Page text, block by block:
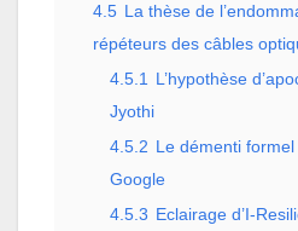
4.5 La thèse de
répéteurs des câbles
4.5.1 L’hypothèse
Jyothi
4.5.2 Le démenti
Google
4.5.3 Eclairage d’I-